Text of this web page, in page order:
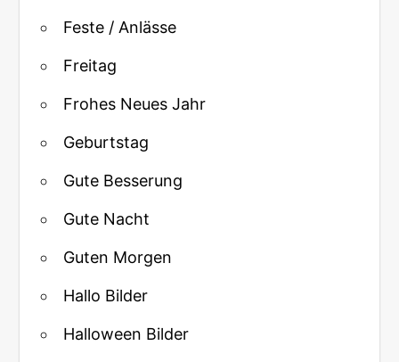
Feste / Anlässe
Freitag
Frohes Neues Jahr
Geburtstag
Gute Besserung
Gute Nacht
Guten Morgen
Hallo Bilder
Halloween Bilder